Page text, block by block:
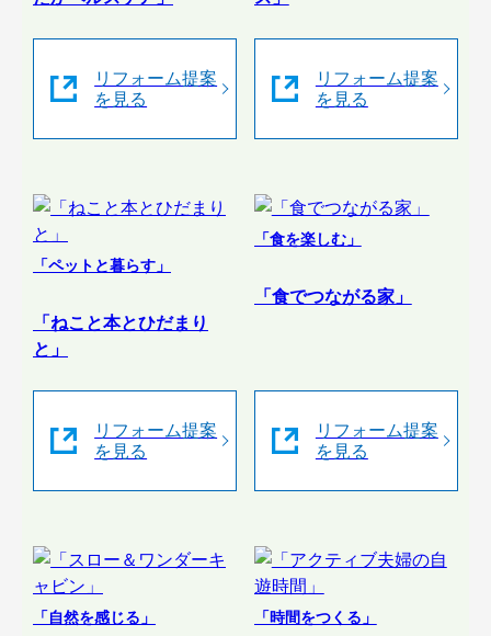
リフォーム提案
を見る
リフォーム提案
を見る
「ペットと暮らす」
「ねこと本とひだまり
と」
リフォーム提案
を見る
「食を楽しむ」
「食でつながる家」
リフォーム提案
を見る
「自然を感じる」 「時間をつくる」